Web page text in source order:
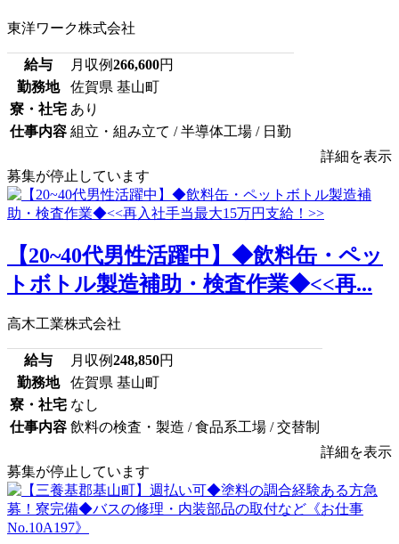
東洋ワーク株式会社
給与 月収例266,600円
勤務地
佐賀県 基山町
寮・社宅 あり
仕事内容 組立・組み立て / 半導体工場 / 日勤
詳細を表示
募集が停止しています
【20~40代男性活躍中】◆飲料缶・ペッ
トボトル製造補助・検査作業◆<<再...
高木工業株式会社
給与 月収例248,850円
勤務地
佐賀県 基山町
寮・社宅 なし
仕事内容 飲料の検査・製造 / 食品系工場 / 交替制
詳細を表示
募集が停止しています